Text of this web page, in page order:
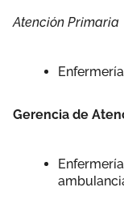
Atención Primaria
Gerencia de